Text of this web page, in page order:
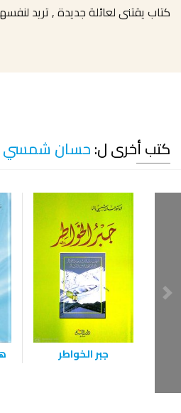
كتاب يقتنى لعائلة جديدة , تريد
كتب أخرى ل:حسان شمسي
جبر الخواطر